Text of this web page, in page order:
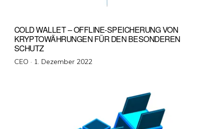
COLD WALLET – OFFLINE-SPEICHERUNG VON
KRYPTOWÄHRUNGEN FÜR DEN BESONDEREN
SCHUTZ
CEO · Veröffentlicht
1. Dezember 2022